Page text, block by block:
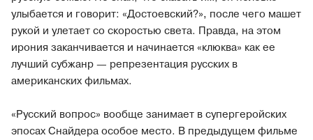
улыбается и говорит: «Достоевский?», после чего машет
рукой и улетает со скоростью света. Правда, на этом
ирония заканчивается и начинается «клюква» как ее
лучший субжанр — репрезентация русских в
американских фильмах.
«Русский вопрос» вообще занимает в супергеройских
эпосах Снайдера особое место. В предыдущем фильме